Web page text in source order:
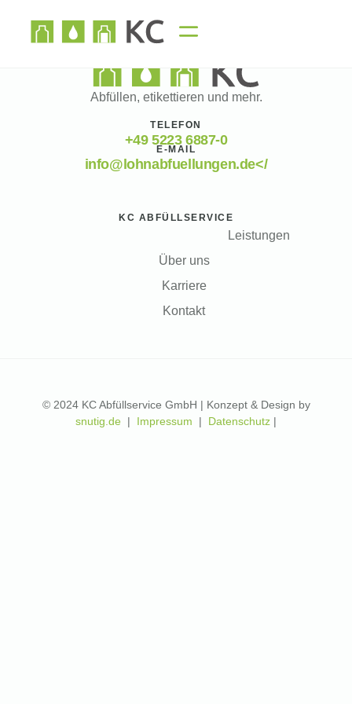
Abfüllen, etikettieren und mehr.
TELEFON
+49 5223 6887-0
E-MAIL
info@lohnabfuellungen.de</
KC ABFÜLLSERVICE
Leistungen
Über uns
Karriere
Kontakt
© 2024 KC Abfüllservice GmbH | Konzept & Design by
snutig.de | Impressum | Datenschutz |